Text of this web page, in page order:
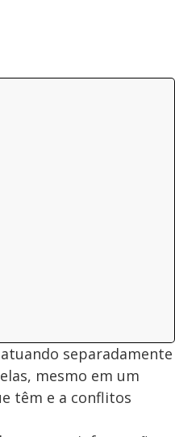
separadamente
mesmo em um
têm e a conflitos